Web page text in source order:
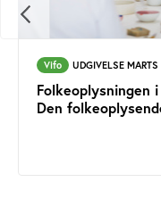
Vifo UDGIVELSE
Folkeoplysningen
Den